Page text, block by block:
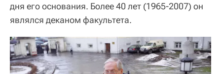
дня его основания. Более 40 лет (1965-2007) он
являлся деканом факультета.